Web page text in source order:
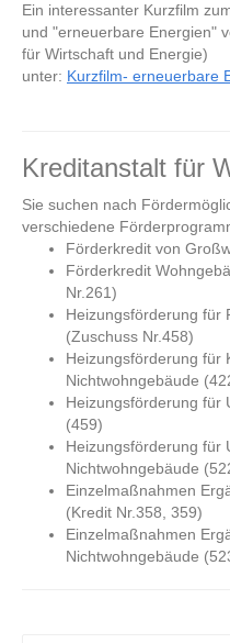
Ein interessanter Kurzfilm
und "erneuerbare Energien"
für Wirtschaft und Energie)
unter: Kurzfilm- erneuerbare
Kreditanstalt für
Sie suchen nach
verschiedene
Förderkredit von
Förderkredit
Nr. 261)
Heizungsförderung für
(Zuschuss Nr.458)
Heizungsförderung für
Nichtwohngebäude
Heizungsförderung für
(459)
Heizungsförderung für
Nichtwohngebäude
Einzelmaßnahmen
(Kredit Nr.358, 359)
Einzelmaßnahmen
Nichtwohngebäude